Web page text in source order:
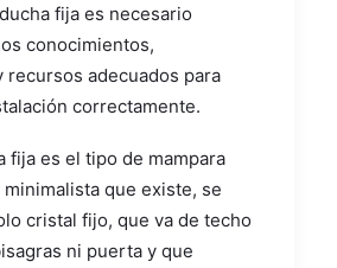
fija es necesario
conocimientos,
recursos adecuados para
correctamente.
fija es el tipo de mampara
minimalista que existe, se
cristal fijo, que va de techo
ni puerta y que